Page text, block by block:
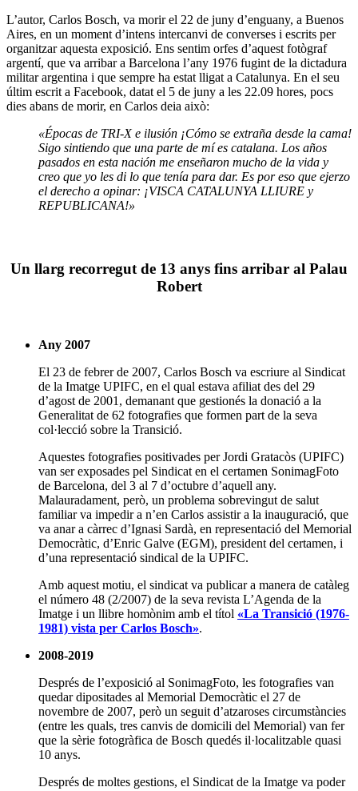
L’autor, Carlos Bosch, va morir el 22 de juny d’enguany, a Buenos
Aires, en un moment d’intens intercanvi de converses i escrits per
organitzar aquesta exposició. Ens sentim orfes d’aquest fotògraf
argentí, que va arribar a Barcelona l’any 1976 fugint de la dictadura
militar argentina i que sempre ha estat lligat a Catalunya. En el seu
últim escrit a Facebook, datat el 5 de juny a les 22.09 hores, pocs
dies abans de morir, en Carlos deia això:
«Épocas de TRI-X e ilusión ¡Cómo se extraña desde la cama!
Sigo sintiendo que una parte de mí es catalana. Los años
pasados en esta nación me enseñaron mucho de la vida y
creo que yo les di lo que tenía para dar. Es por eso que ejerzo
el derecho a opinar: ¡VISCA CATALUNYA LLIURE y
REPUBLICANA!»
Un llarg recorregut de 13 anys fins arribar al Palau
Robert
Any 2007
El 23 de febrer de 2007, Carlos Bosch va escriure al Sindicat
de la Imatge UPIFC, en el qual estava afiliat des del 29
d’agost de 2001, demanant que gestionés la donació a la
Generalitat de 62 fotografies que formen part de la seva
col·lecció sobre la Transició.
Aquestes fotografies positivades per Jordi Gratacòs (UPIFC)
van ser exposades pel Sindicat en el certamen SonimagFoto
de Barcelona, del 3 al 7 d’octubre d’aquell any.
Malauradament, però, un problema sobrevingut de salut
familiar va impedir a n’en Carlos assistir a la inauguració, que
va anar a càrrec d’Ignasi Sardà, en representació del Memorial
Democràtic, d’Enric Galve (EGM), president del certamen, i
d’una representació sindical de la UPIFC.
Amb aquest motiu, el sindicat va publicar a manera de catàleg
el número 48 (2/2007) de la seva revista L’Agenda de la
Imatge i un llibre homònim amb el títol «La Transició (1976-
1981) vista per Carlos Bosch».
2008-2019
Després de l’exposició al SonimagFoto, les fotografies van
quedar dipositades al Memorial Democràtic el 27 de
novembre de 2007, però un seguit d’atzaroses circumstàncies
(entre les quals, tres canvis de domicili del Memorial) van fer
que la sèrie fotogràfica de Bosch quedés il·localitzable quasi
10 anys.
Després de moltes gestions, el Sindicat de la Imatge va poder